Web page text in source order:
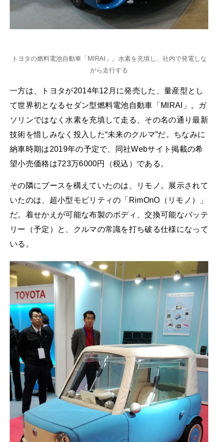
トヨタの燃料電池自動車「MIRAI」。水素を充填し、社内で発電しな
がら走行する
一方は、トヨタが2014年12月に発売した、量産型とし
て世界初となるセダン型燃料電池自動車「MIRAI」。ガ
ソリンではなく水素を充填して走る、その名の通り最新
技術を惜しみなく投入した“未来のクルマ”だ。ちなみに
納車時期は2019年の予定で、同社Webサイト掲載の希
望小売価格は723万6000円（税込）である。
その隣にブースを構えていたのは、リモノ。展示されて
いたのは、超小型モビリティの「RimOnO（リモノ）」
だ。着せかえが可能な布製のボディ、交換可能なバッテ
リー（予定）と、クルマの常識を打ち破る仕様になって
いる。